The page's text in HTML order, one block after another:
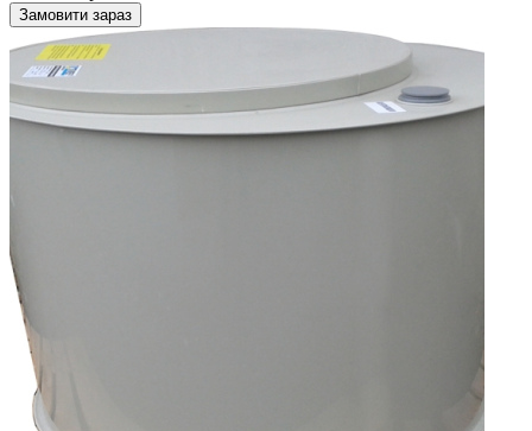
Замовити зараз